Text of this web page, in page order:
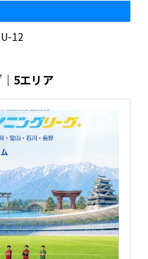
12
5エリア